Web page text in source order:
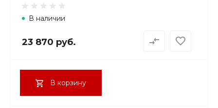
В наличии
23 870 руб.
В корзину